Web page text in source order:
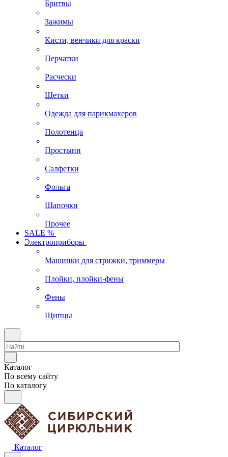
Бритвы
Зажимы
Кисти, венчики для краски
Перчатки
Расчески
Щетки
Одежда для парикмахеров
Полотенца
Простыни
Салфетки
Фольга
Шапочки
Прочее
SALE %
Электроприборы
Машинки для стрижки, триммеры
Плойки, плойки-фены
Фены
Щипцы
Каталог
По всему сайту
По каталогу
Каталог